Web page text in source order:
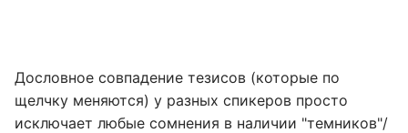
Дословное совпадение тезисов (которые по
щелчку меняются) у разных спикеров просто
исключает любые сомнения в наличии "темников"/